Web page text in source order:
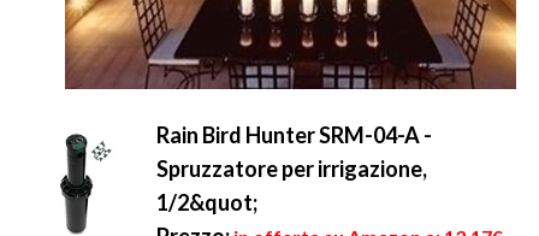
Rain Bird Hunter SRM-04-A -
Spruzzatore per irrigazione,
1/2&quot;